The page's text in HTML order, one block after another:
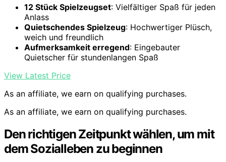
12 Stück Spielzeugset: Vielfältiger Spaß für jeden
Anlass
Quietschendes Spielzeug: Hochwertiger Plüsch,
weich und freundlich
Aufmerksamkeit erregend: Eingebauter
Quietscher für stundenlangen Spaß
View Latest Price
As an affiliate, we earn on qualifying purchases.
As an affiliate, we earn on qualifying purchases.
Den richtigen Zeitpunkt wählen, um mit
dem Sozialleben zu beginnen